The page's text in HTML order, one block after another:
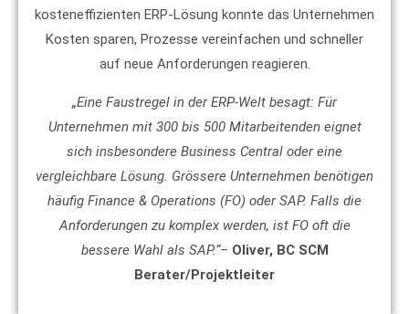
kosteneffizienten ERP-Lösung konnte das Unternehmen
Kosten sparen, Prozesse vereinfachen und schneller
auf neue Anforderungen reagieren.
„Eine Faustregel in der ERP-Welt besagt: Für
Unternehmen mit 300 bis 500 Mitarbeitenden eignet
sich insbesondere Business Central oder eine
vergleichbare Lösung. Grössere Unternehmen benötigen
häufig Finance & Operations (FO) oder SAP. Falls die
Anforderungen zu komplex werden, ist FO oft die
bessere Wahl als SAP.“– Oliver, BC SCM
Berater/Projektleiter